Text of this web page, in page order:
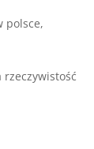
polsce,